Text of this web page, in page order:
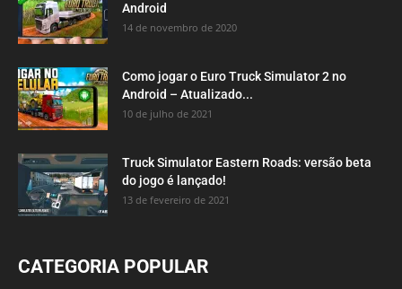
Android
14 de novembro de 2020
Como jogar o Euro Truck Simulator 2 no
Android – Atualizado...
10 de julho de 2021
Truck Simulator Eastern Roads: versão beta
do jogo é lançado!
13 de fevereiro de 2021
CATEGORIA POPULAR